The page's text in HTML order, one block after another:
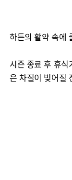
하든의 활약 속에
시즌 종료 후 휴
은 차질이 빚어질